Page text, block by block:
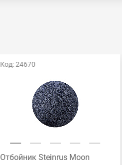
Код: 24670
Отбойник Steinrus Moon